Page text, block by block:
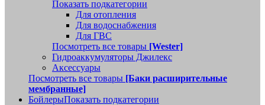
Показать подкатегории
Для отопления
Для водоснабжения
Для ГВС
Посмотреть все товары [Wester]
Гидроаккумуляторы Джилекс
Аксессуары
Посмотреть все товары [Баки расширительные
мембранные]
БойлерыПоказать подкатегории